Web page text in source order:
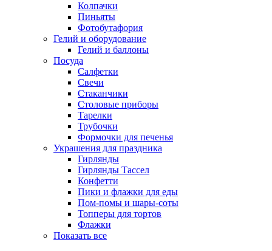
Колпачки
Пиньяты
Фотобутафория
Гелий и оборудование
Гелий и баллоны
Посуда
Салфетки
Свечи
Стаканчики
Столовые приборы
Тарелки
Трубочки
Формочки для печенья
Украшения для праздника
Гирлянды
Гирлянды Тассел
Конфетти
Пики и флажки для еды
Пом-помы и шары-соты
Топперы для тортов
Флажки
Показать все